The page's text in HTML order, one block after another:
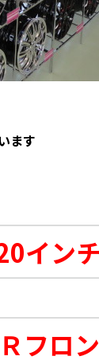
ます
イン
ロン